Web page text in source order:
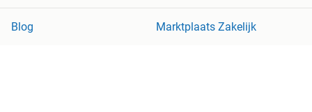
Blog
Marktplaats Zakelijk